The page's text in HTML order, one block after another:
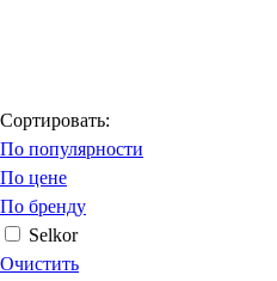
Сортировать:
По популярности
По цене
По бренду
Selkor
Очистить